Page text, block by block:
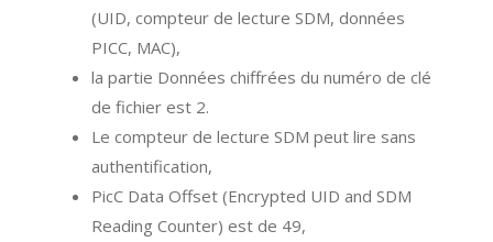
(UID, compteur de lecture SDM, données
PICC, MAC),
la partie Données chiffrées du numéro de clé
de fichier est 2.
Le compteur de lecture SDM peut lire sans
authentification,
PicC Data Offset (Encrypted UID and SDM
Reading Counter) est de 49,